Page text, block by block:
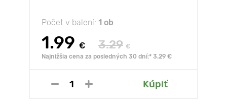
Počet v balení: 1 ob
1.99 € 3.29 €
Najnižšia cena za posledných 30 dní:* 3.29 €
Kúpiť